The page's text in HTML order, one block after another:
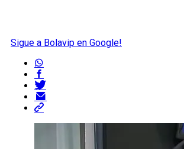
Sigue a Bolavip en Google!